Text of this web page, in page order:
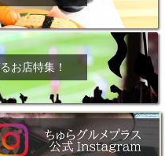
お店特集！